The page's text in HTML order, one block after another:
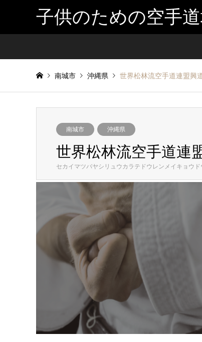
子供のための空手
南城市 沖縄県 世界松林流空手道連盟興
南城市 沖縄県
世界松林流空手道連
セカイマツバヤシリュウカラテドウレンメイキョウ